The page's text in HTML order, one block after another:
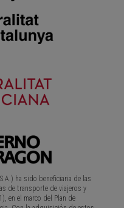
ha sido beneficiaria de las
de transporte de viajeros y
en el marco del Plan de